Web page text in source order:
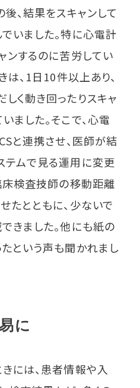
後、結果をスキャンして
いました。特に心電計
ンするのに苦労してい
は、1日10件以上あり、
く動き回ったりスキャ
ました。そこで、心電
と連携させ、医師が結
ムで見る運用に変更
床検査技師の移動距離
たとともに、少ないで
きました。他にも紙の
という声も聞かれまし
に
には、患者情報や入